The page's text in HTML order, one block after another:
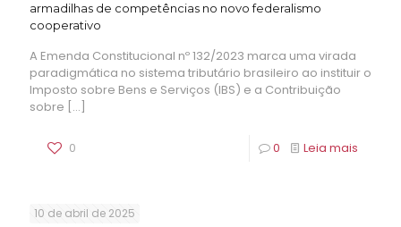
armadilhas de competências no novo federalismo
cooperativo
A Emenda Constitucional nº 132/2023 marca uma virada
paradigmática no sistema tributário brasileiro ao instituir o
Imposto sobre Bens e Serviços (IBS) e a Contribuição
sobre […]
0 0 Leia mais
10 de abril de 2025